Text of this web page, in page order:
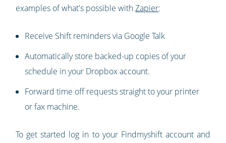
examples of what's possible withZapier:
Receive Shift reminders via Google Talk
Automatically store backed-up copies of your
schedule in your Dropbox account.
Forward time off requests straight to your printer
or fax machine.
To get started log in to your Findmyshift account and